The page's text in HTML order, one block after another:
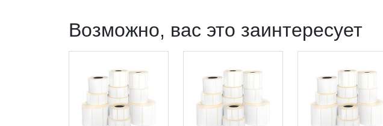
Возможно, вас это заинтересует